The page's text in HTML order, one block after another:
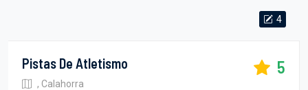
4
Pistas De Atletismo
, Calahorra
5